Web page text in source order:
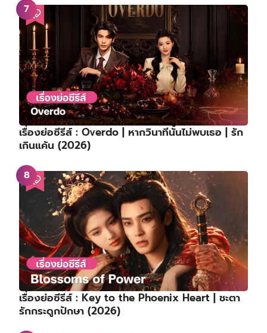
เรื่องย่อซีรีส์ : Overdo | หากวินาทีนั้นไม่พบเธอ | รัก
เกินแค้น (2026)
เรื่องย่อซีรีส์ : Key to the Phoenix Heart | ชะตา
รักกระดูกปักษา (2026)